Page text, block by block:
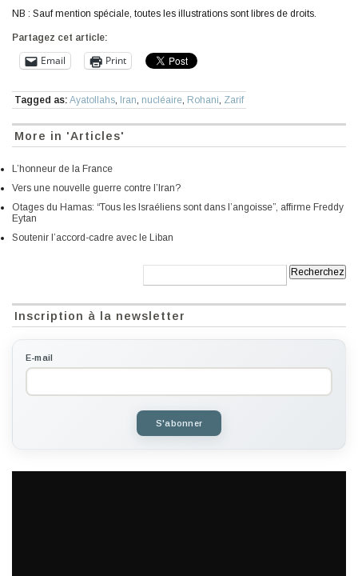
NB : Sauf mention spéciale, toutes les illustrations sont libres de droits.
Partagez cet article:
Email Print
Tagged as: Ayatollahs, Iran, nucléaire, Rohani, Zarif
More in 'Articles'
L’honneur de la France
Vers une nouvelle guerre contre l’Iran?
Otages du Hamas: “Tous les Israéliens sont dans l’angoisse”, affirme Freddy
Eytan
Soutenir l’accord-cadre avec le Liban
Recherche:
Inscription à la newsletter
E-mail
S'abonner